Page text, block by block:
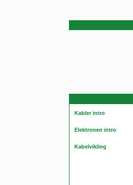
Kabler intro
Elektronen intro
Kabelvikling